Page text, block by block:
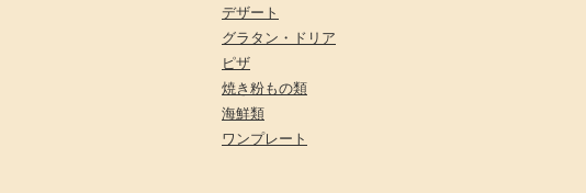
デザート
グラタン・ドリア
ピザ
焼き粉もの類
海鮮類
ワンプレート